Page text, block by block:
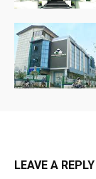
LEAVE A REPLY